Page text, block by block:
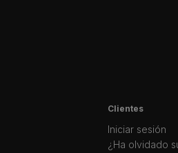
Clientes
Iniciar sesión
¿Ha olvidado